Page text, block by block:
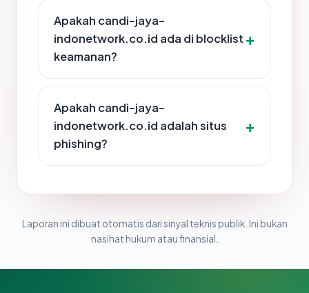
Apakah candi-jaya-
indonetwork.co.id ada di blocklist
keamanan?
Apakah candi-jaya-
indonetwork.co.id adalah situs
phishing?
Laporan ini dibuat otomatis dari sinyal teknis publik. Ini bukan
nasihat hukum atau finansial.